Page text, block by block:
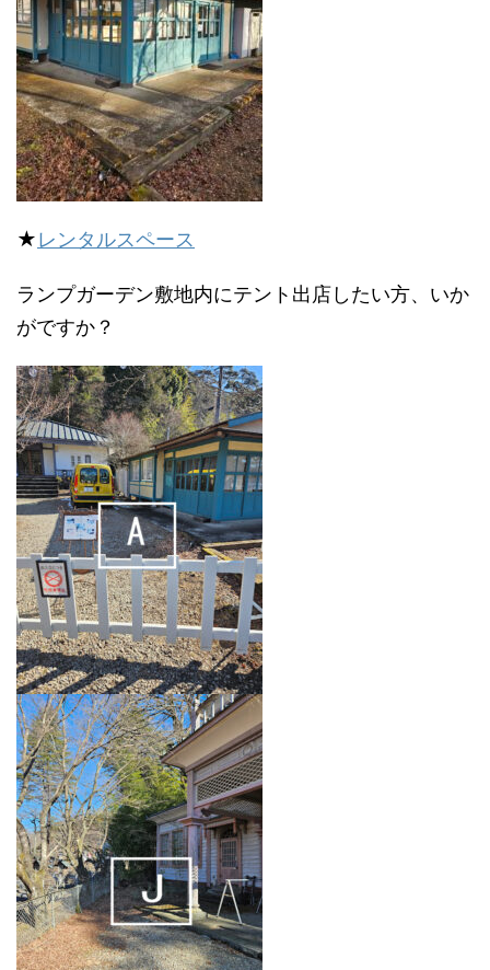
★レンタルスペース
ランプガーデン敷地内にテント出店したい方、いか
がですか？